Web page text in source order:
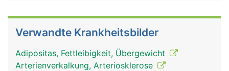
Verwandte Krankheitsbilder
Adipositas, Fettleibigkeit, Übergewicht
Arterienverkalkung, Arteriosklerose